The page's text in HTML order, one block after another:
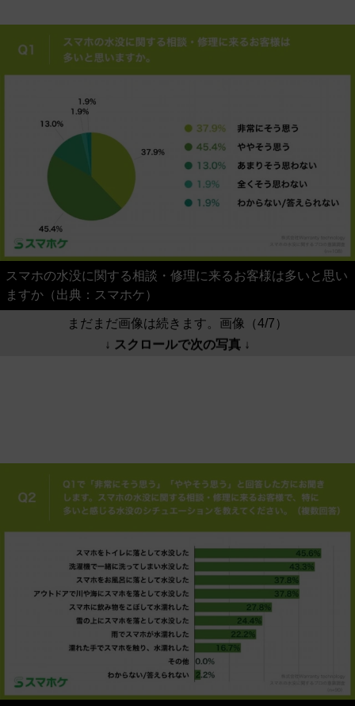
スマホの水没に関する相談・修理に来るお客様は多いと思い
ますか（出典：スマホケ）
まだまだ画像は続きます。画像（4/7）
↓ スクロールで次の写真 ↓